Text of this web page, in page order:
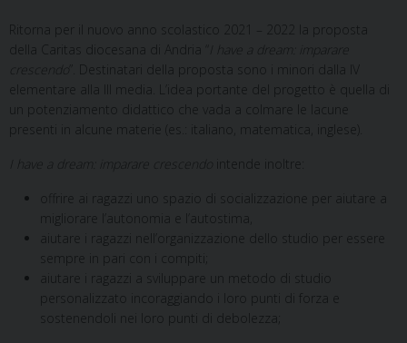
Ritorna per il nuovo anno scolastico 2021 – 2022 la proposta
della Caritas diocesana di Andria “
”. Destinatari della proposta sono i minori dalla IV
elementare alla III media. L’idea portante del progetto è quella di
un potenziamento didattico che vada a colmare le lacune
presenti in alcune materie (es.: italiano, matematica, inglese).
intende inoltre:
offrire ai ragazzi uno spazio di socializzazione per aiutare a
migliorare l’autonomia e l’autostima,
aiutare i ragazzi nell’organizzazione dello studio per essere
sempre in pari con i compiti;
aiutare i ragazzi a sviluppare un metodo di studio
personalizzato incoraggiando i loro punti di forza e
sostenendoli nei loro punti di debolezza;